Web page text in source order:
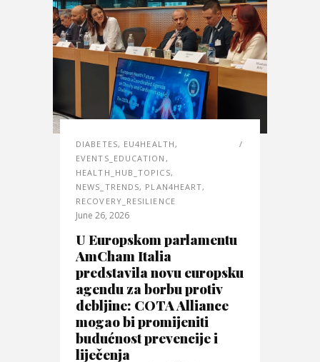
DIABETES, EU4HEALTH,
EVENTS_EDUCATION ,
HEALTH_HUB_TOPICS,
NEWS_TRENDS, PLAN4HEART,
RECOVERY_RESILIENCE
June 26, 2026
U Europskom parlamentu
AmCham Italia
predstavila novu europsku
agendu za borbu protiv
debljine: COTA Alliance
mogao bi promijeniti
budućnost prevencije i
liječenja